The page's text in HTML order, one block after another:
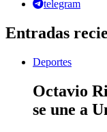
telegram
Entradas
Deportes
Octavio
se une a